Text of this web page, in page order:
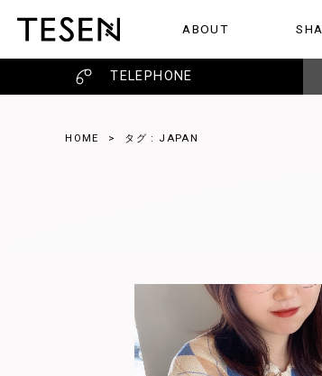
ABOUT
TESENのこと シェアハウス
TELEPHONE
HOME > タグ : JAPAN